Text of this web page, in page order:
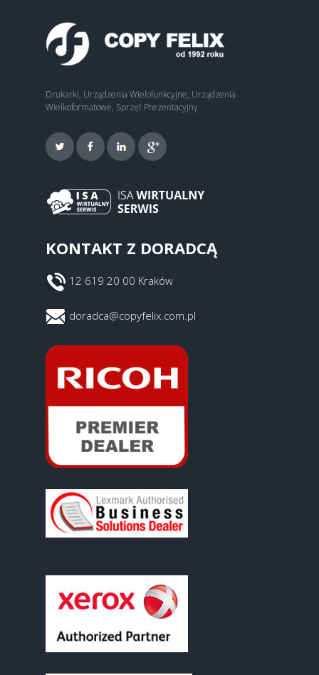
Drukarki, Urządzenia Wielofunkcyjne, Urządzenia
Wielkoformatowe, Sprzęt Prezentacyjny
KONTAKT Z DORADCĄ
12 619 20 00 Kraków
doradca@copyfelix.com.pl